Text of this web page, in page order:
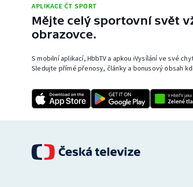
APLIKACE ČT SPORT
Mějte celý sportovní svět
obrazovce.
S mobilní aplikací, HbbTV a apkou iVysílání ve své
Sledujte přímé přenosy, články a bonusový obsah